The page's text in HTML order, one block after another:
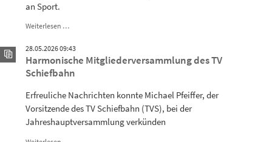
an Sport.
Weiterlesen …25
Integrative
Gruppen
TVS
28.05.2026 09:43
Harmonische Mitgliederversammlung des TV
Schiefbahn
Erfreuliche Nachrichten konnte Michael Pfeiffer, der
Vorsitzende des TV Schiefbahn (TVS), bei der
Jahreshauptversammlung verkünden